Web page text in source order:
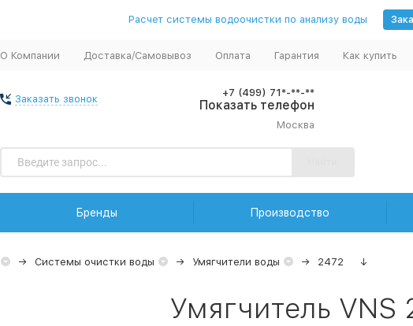
Расчет системы водоочистки по анализу воды
О Компании Доставка/Самовывоз Оплата Гарантия Как купить
Заказать звонок
+7 (499) 71*-**-**
Показать телефон
Москва
Бренды Производство
Системы очистки воды Умягчители воды 2472 ↓
Умягчитель VNS